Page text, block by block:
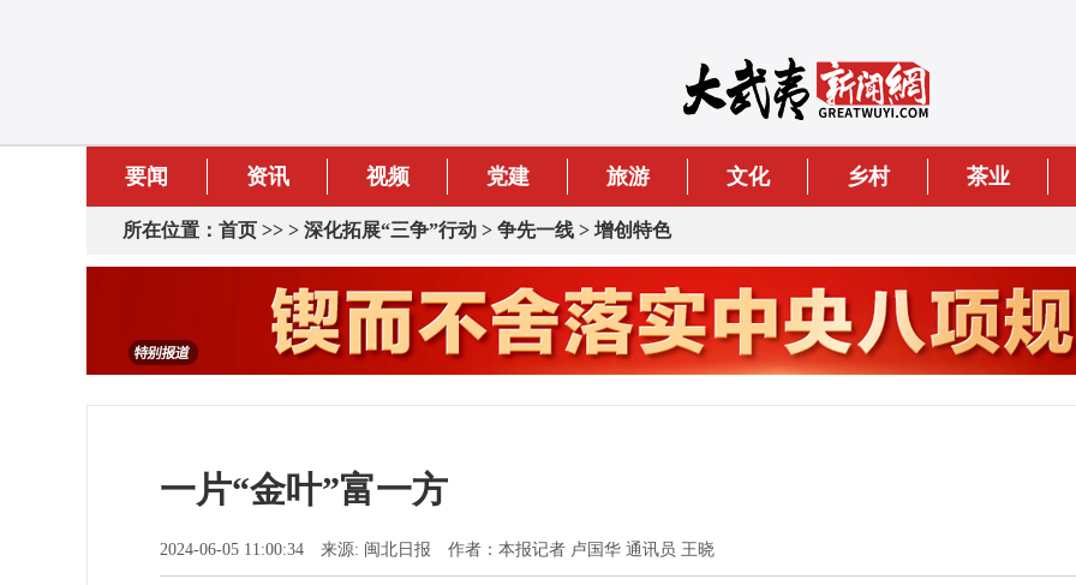
要闻 资讯 视频 党建 旅游 文化 乡村 茶业
所在位置： 首页 >> > 深化拓展“三争”行动 > 争先一线 > 增创特色
一片“金叶”富一方
2024-06-05 11:00:34 来源: 闽北日报 作者：本报记者 卢国华 通讯员 王晓